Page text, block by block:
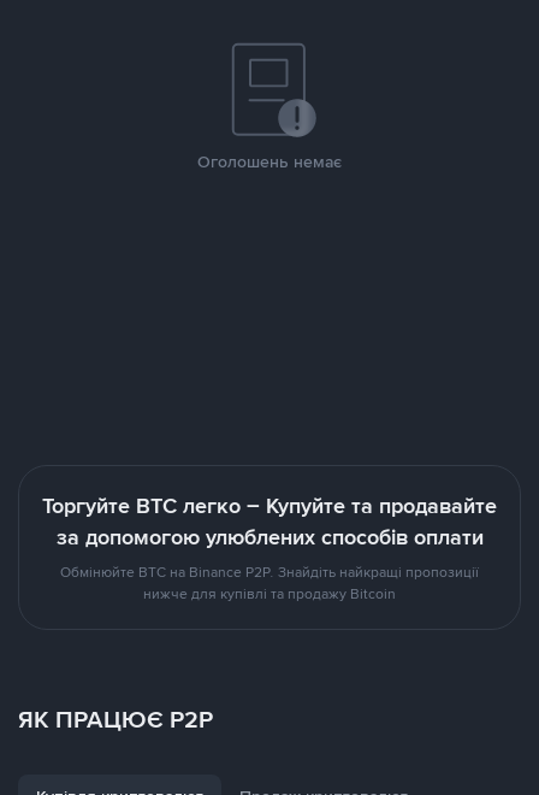
Оголошень немає
Торгуйте BTC легко – Купуйте та продавайте
за допомогою улюблених способів оплати
Обмінюйте BTC на Binance P2P. Знайдіть найкращі пропозиції
нижче для купівлі та продажу Bitcoin
ЯК ПРАЦЮЄ P2P